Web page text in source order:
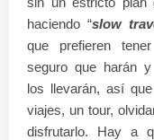
haciendo “slow
que prefieren
seguro que harán
los llevarán, así
viajes, un tour,
disfrutarlo. Hay a